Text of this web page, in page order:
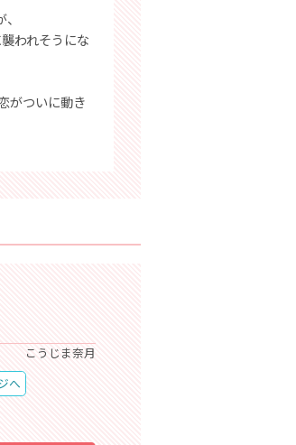
われそうにな
がついに動き
こうじま奈月
へ